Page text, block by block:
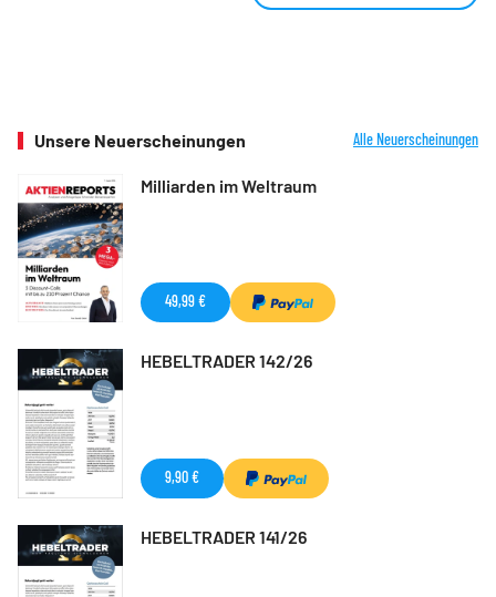
Unsere Neuerscheinungen Alle Neuerscheinungen
Milliarden im Weltraum
49,99 €
HEBELTRADER 142/26
9,90 €
HEBELTRADER 141/26